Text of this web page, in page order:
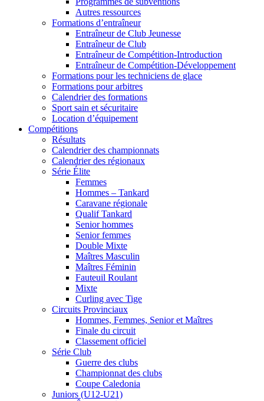
Autres ressources
Formations d’entraîneur
Entraîneur de Club Jeunesse
Entraîneur de Club
Entraîneur de Compétition-Introduction
Entraîneur de Compétition-Développement
Formations pour les techniciens de glace
Formations pour arbitres
Calendrier des formations
Sport sain et sécuritaire
Location d’équipement
Compétitions
Résultats
Calendrier des championnats
Calendrier des régionaux
Série Élite
Femmes
Hommes – Tankard
Caravane régionale
Qualif Tankard
Senior hommes
Senior femmes
Double Mixte
Maîtres Masculin
Maîtres Féminin
Fauteuil Roulant
Mixte
Curling avec Tige
Circuits Provinciaux
Hommes, Femmes, Senior et Maîtres
Finale du circuit
Classement officiel
Série Club
Guerre des clubs
Championnat des clubs
Coupe Caledonia
Juniors (U12-U21)